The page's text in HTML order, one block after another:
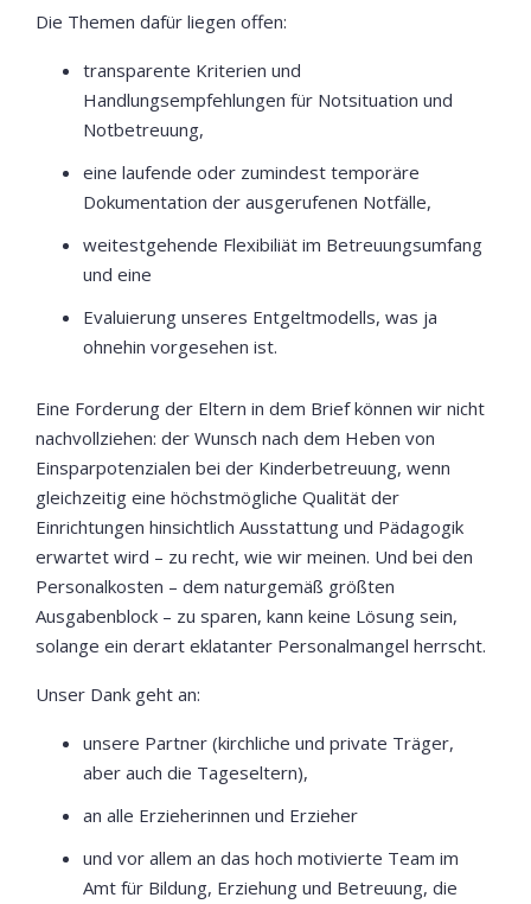
Die Themen dafür liegen offen:
transparente Kriterien und
Handlungsempfehlungen für Notsituation und
Notbetreuung,
eine laufende oder zumindest temporäre
Dokumentation der ausgerufenen Notfälle,
weitestgehende Flexibiliät im Betreuungsumfang
und eine
Evaluierung unseres Entgeltmodells, was ja
ohnehin vorgesehen ist.
Eine Forderung der Eltern in dem Brief können wir nicht
nachvollziehen: der Wunsch nach dem Heben von
Einsparpotenzialen bei der Kinderbetreuung, wenn
gleichzeitig eine höchstmögliche Qualität der
Einrichtungen hinsichtlich Ausstattung und Pädagogik
erwartet wird – zu recht, wie wir meinen. Und bei den
Personalkosten – dem naturgemäß größten
Ausgabenblock – zu sparen, kann keine Lösung sein,
solange ein derart eklatanter Personalmangel herrscht.
Unser Dank geht an:
unsere Partner (kirchliche und private Träger,
aber auch die Tageseltern),
an alle Erzieherinnen und Erzieher
und vor allem an das hoch motivierte Team im
Amt für Bildung, Erziehung und Betreuung, die